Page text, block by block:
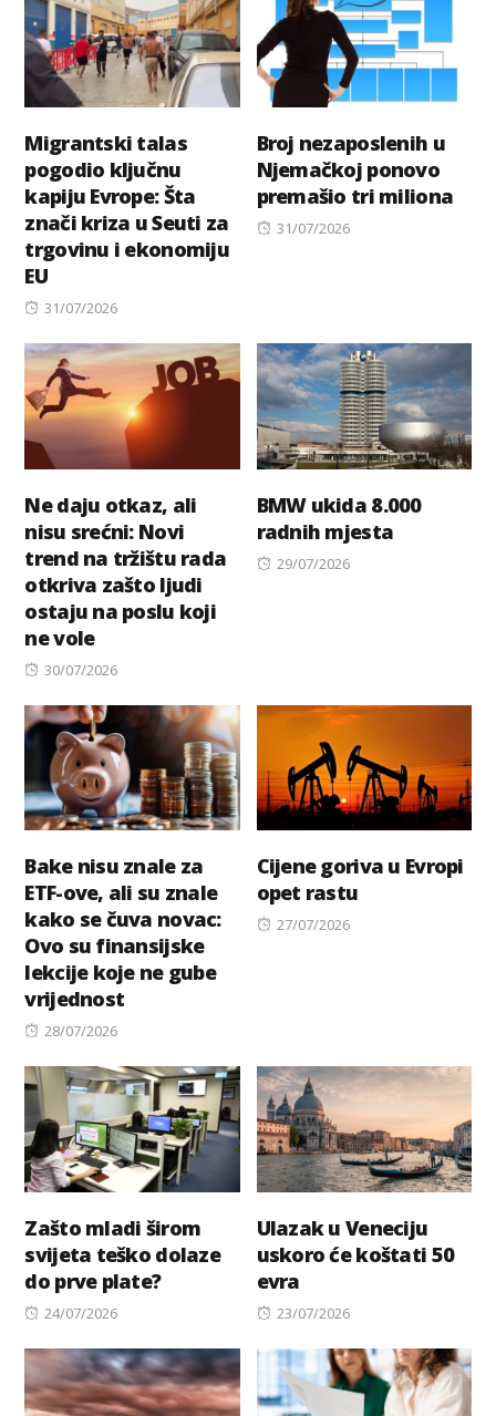
Migrantski talas
pogodio ključnu
kapiju Evrope: Šta
znači kriza u Seuti za
trgovinu i ekonomiju
EU
Posted
31/07/2026
Broj nezaposlenih u
Njemačkoj ponovo
premašio tri miliona
Posted
31/07/2026
Ne daju otkaz, ali
nisu srećni: Novi
trend na tržištu rada
otkriva zašto ljudi
ostaju na poslu koji
ne vole
Posted
30/07/2026
BMW ukida 8.000
radnih mjesta
Posted
29/07/2026
Bake nisu znale za
ETF-ove, ali su znale
kako se čuva novac:
Ovo su finansijske
lekcije koje ne gube
vrijednost
Posted
28/07/2026
Cijene goriva u Evropi
opet rastu
Posted
27/07/2026
Zašto mladi širom
svijeta teško dolaze
do prve plate?
Posted
24/07/2026
Ulazak u Veneciju
uskoro će koštati 50
evra
Posted
23/07/2026